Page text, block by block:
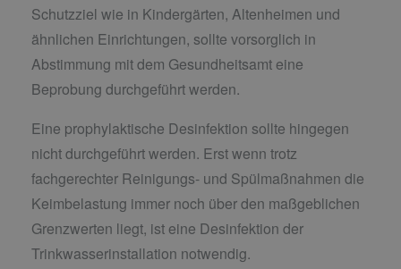
Schutzziel wie in Kindergärten, Altenheimen und
ähnlichen Einrichtungen, sollte vorsorglich in
Abstimmung mit dem Gesundheitsamt eine
Beprobung durchgeführt werden.
Eine prophylaktische Desinfektion sollte hingegen
nicht durchgeführt werden. Erst wenn trotz
fachgerechter Reinigungs- und Spülmaßnahmen die
Keimbelastung immer noch über den maßgeblichen
Grenzwerten liegt, ist eine Desinfektion der
Trinkwasserinstallation notwendig.